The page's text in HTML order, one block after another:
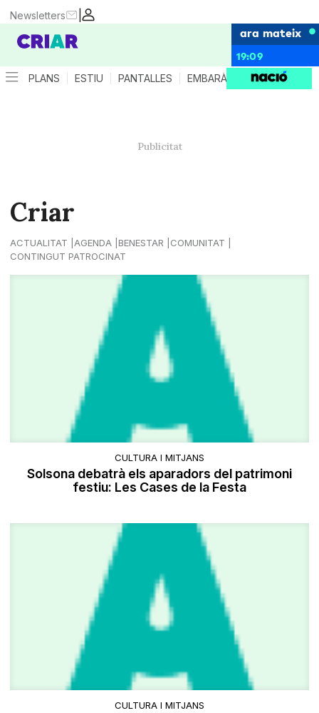
|
Newsletters
ara mateix
19:09
PLANS ESTIU PANTALLES EMBARÀS CRIANÇA
Criar
ACTUALITAT AGENDA BENESTAR
COMUNITAT
CONTINGUT PATROCINAT
CULTURA I MITJANS
Solsona debatrà els aparadors del patrimoni
festiu: Les Cases de la Festa
CULTURA I MITJANS